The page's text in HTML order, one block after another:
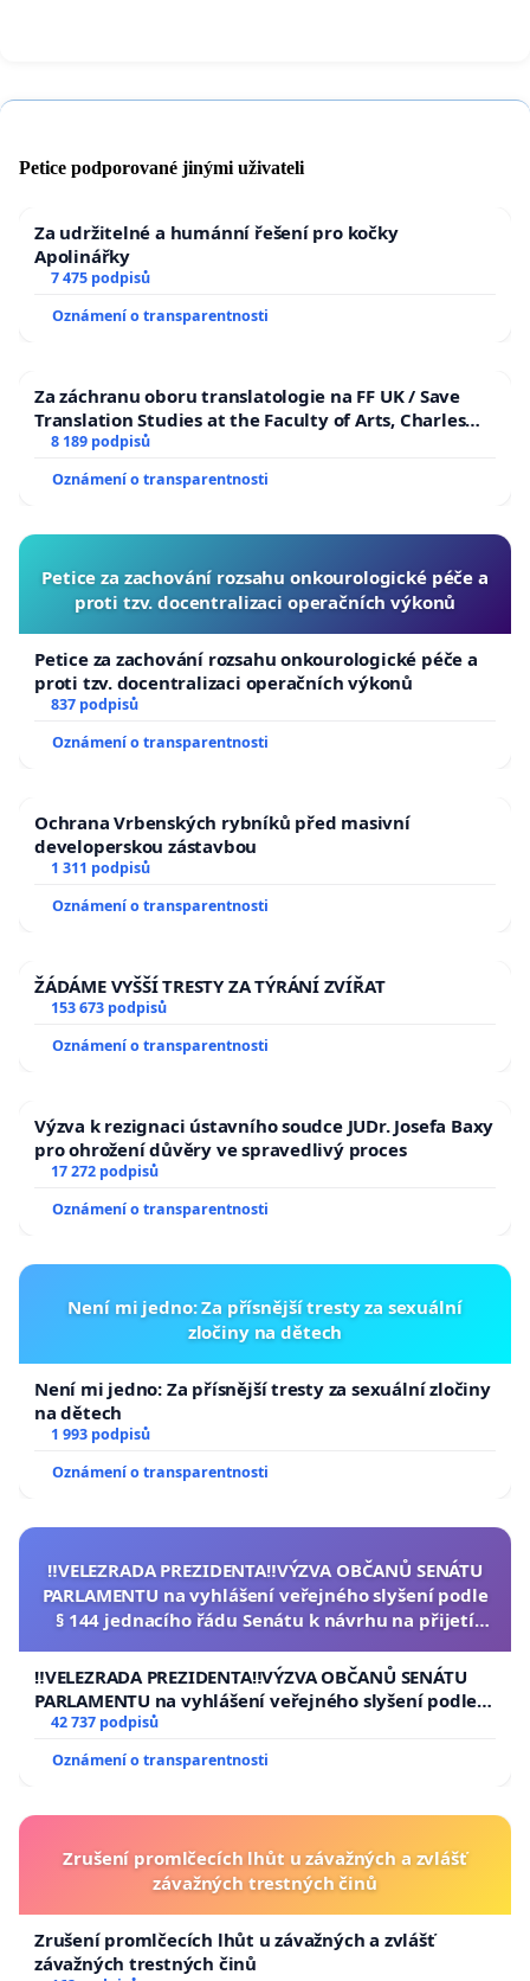
Petice podporované jinými uživateli
Za udržitelné a humánní řešení pro kočky
Apolinářky
7 475 podpisů
Oznámení o transparentnosti
Za záchranu oboru translatologie na FF UK / Save
Translation Studies at the Faculty of Arts, Charles
University
8 189 podpisů
Oznámení o transparentnosti
Petice za zachování rozsahu onkourologické péče a
proti tzv. docentralizaci operačních výkonů
Petice za zachování rozsahu onkourologické péče a
proti tzv. docentralizaci operačních výkonů
837 podpisů
Oznámení o transparentnosti
Ochrana Vrbenských rybníků před masivní
developerskou zástavbou
1 311 podpisů
Oznámení o transparentnosti
ŽÁDÁME VYŠŠÍ TRESTY ZA TÝRÁNÍ ZVÍŘAT
153 673 podpisů
Oznámení o transparentnosti
Výzva k rezignaci ústavního soudce JUDr. Josefa Baxy
pro ohrožení důvěry ve spravedlivý proces
17 272 podpisů
Oznámení o transparentnosti
Není mi jedno: Za přísnější tresty za sexuální
zločiny na dětech
Není mi jedno: Za přísnější tresty za sexuální zločiny
na dětech
1 993 podpisů
Oznámení o transparentnosti
‼️VELEZRADA PREZIDENTA‼️VÝZVA OBČANŮ SENÁTU
PARLAMENTU na vyhlášení veřejného slyšení podle
§ 144 jednacího řádu Senátu k návrhu na přijetí
republiky
‼️VELEZRADA PREZIDENTA‼️VÝZVA OBČANŮ SENÁTU
PARLAMENTU na vyhlášení veřejného slyšení podle §
144 jednacího řádu Senátu k návrhu na přijetí
usnesení k podání ústavní žaloby na prezidenta
republiky
42 737 podpisů
Oznámení o transparentnosti
Zrušení promlčecích lhůt u závažných a zvlášť
závažných trestných činů
Zrušení promlčecích lhůt u závažných a zvlášť
závažných trestných činů